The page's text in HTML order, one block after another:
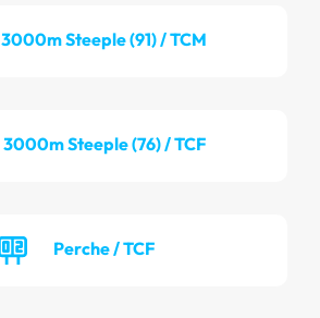
3000m Steeple (91) / TCM
3000m Steeple (76) / TCF
Perche / TCF